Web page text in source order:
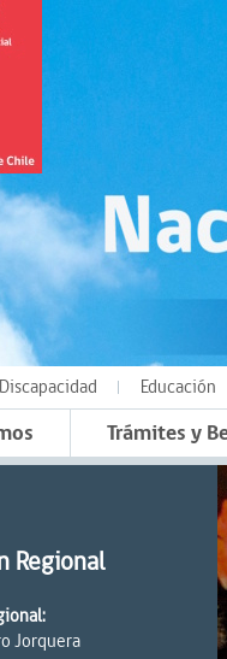
Educación
Trámites y
Regional
Jorquera